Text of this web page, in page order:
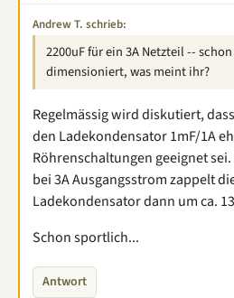
Andrew T. schrieb:
2200uF für ein 3A Netzteil --
dimensioniert, was meint ihr?
Regelmässig wird diskutiert,
den Ladekondensator 1mF/1A
Röhrenschaltungen geeignet
bei 3A Ausgangsstrom zappelt
Ladekondensator dann um ca.
Schon sportlich...
Antwort